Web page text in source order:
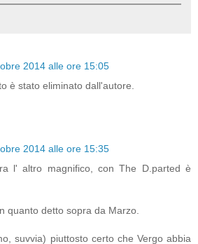
2014 alle ore 15:05
è stato eliminato dall'autore.
2014 alle ore 15:35
l' altro magnifico, con The D.parted è
quanto detto sopra da Marzo.
suvvia) piuttosto certo che Vergo abbia